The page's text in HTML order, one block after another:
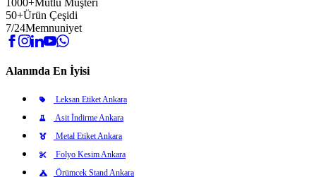
50+Ürün Çeşidi
7/24Memnuniyet
Alanında En İyisi
Leksan Etiket Ankara
Asit İndirme Ankara
Metal Etiket Ankara
Folyo Kesim Ankara
Örümcek Stand Ankara